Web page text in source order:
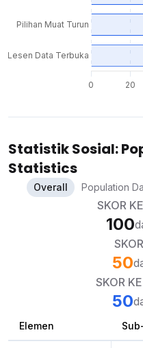
Statistik Sosial:
Statistics
Overall Population
SKOR
100
50
SKOR
50
Elemen